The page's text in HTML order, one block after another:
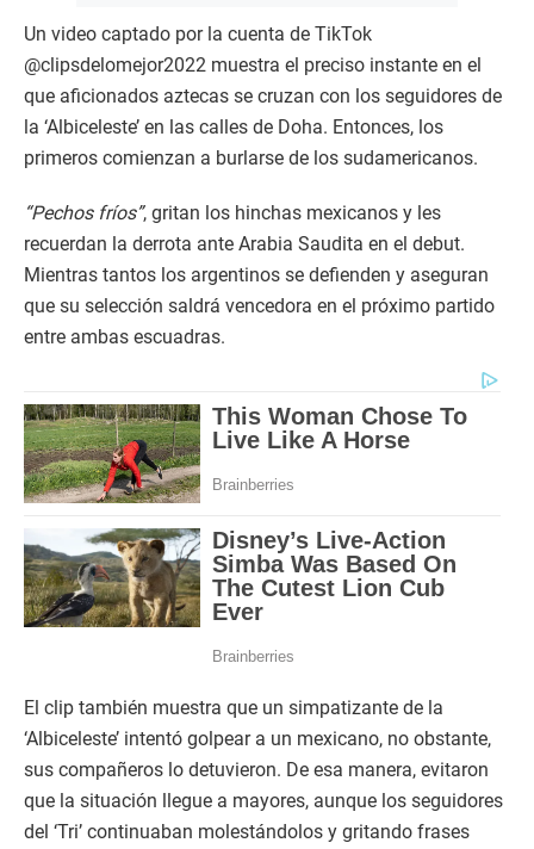
Un video captado por la cuenta de TikTok
@clipsdelomejor2022 muestra el preciso instante en el
que aficionados aztecas se cruzan con los seguidores de
la ‘Albiceleste’ en las calles de Doha. Entonces, los
primeros comienzan a burlarse de los sudamericanos.
“Pechos fríos”, gritan los hinchas mexicanos y les
recuerdan la derrota ante Arabia Saudita en el debut.
Mientras tantos los argentinos se defienden y aseguran
que su selección saldrá vencedora en el próximo partido
entre ambas escuadras.
El clip también muestra que un simpatizante de la
‘Albiceleste’ intentó golpear a un mexicano, no obstante,
sus compañeros lo detuvieron. De esa manera, evitaron
que la situación llegue a mayores, aunque los seguidores
del ‘Tri’ continuaban molestándolos y gritando frases